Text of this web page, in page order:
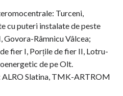
Turceni,
cu puteri instalate de peste
Râmnicu Vâlcea;
fier I, Porțile de fier II, Lotru-
de pe Olt.
Slatina, TMK-ARTROM